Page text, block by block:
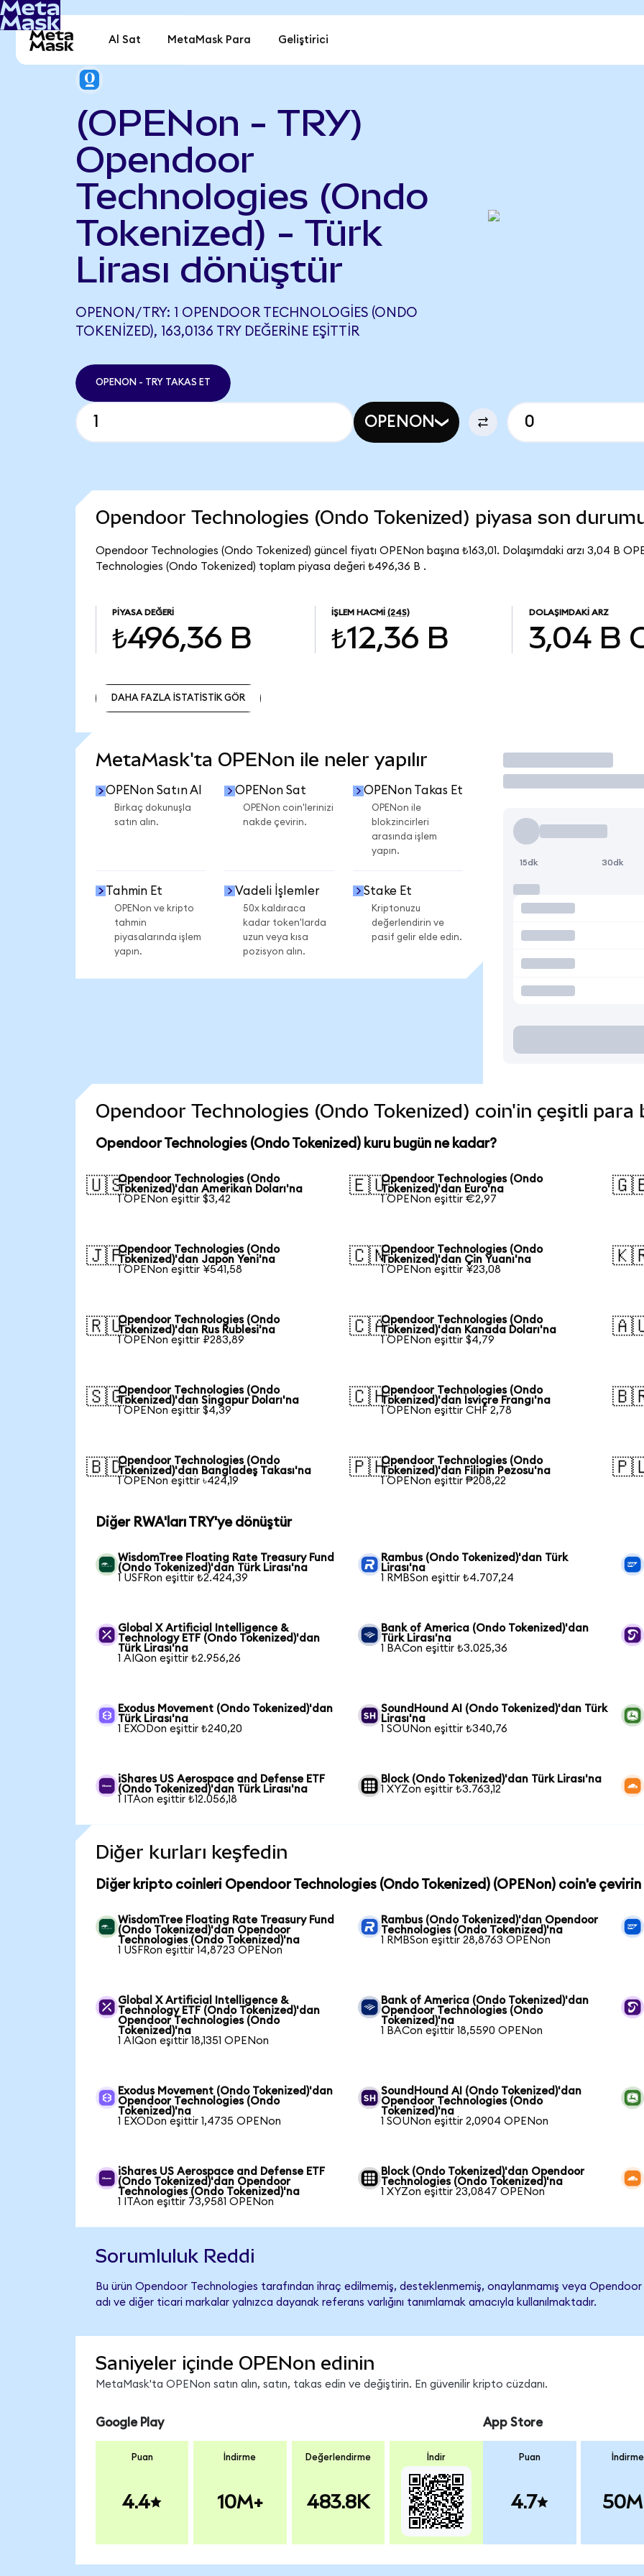
Al Sat MetaMask Para Geliştirici
(OPENon - TRY)
Opendoor
Technologies (Ondo
Tokenized) - Türk
Lirası dönüştür
OPENON/TRY: 1 OPENDOOR TECHNOLOGIES (ONDO
TOKENIZED), 163,0136 TRY DEĞERINE EŞITTIR
OPENON - TRY TAKAS ET
OPENON
Opendoor Technologies (Ondo Tokenized) piyasa son
Opendoor Technologies (Ondo Tokenized) güncel fiyatı OPENon başına ₺163,01. Dolaşımdaki arzı 3,04 B
Technologies (Ondo Tokenized) toplam piyasa değeri ₺496,36 B .
PIYASA DEĞERI
₺496,36 B
İŞLEM HACMI (24S)
₺12,36 B
DOLAŞIMDAKI ARZ
3,04 B
DAHA FAZLA İSTATİSTİK GÖR
MetaMask'ta OPENon ile neler yapılır
OPENon Satın Al
Birkaç dokunuşla
satın alın.
OPENon Sat
OPENon coin'lerinizi
nakde çevirin.
OPENon Takas Et
OPENon ile
blokzincirleri
arasında işlem
yapın.
Tahmin Et
OPENon ve kripto
tahmin
piyasalarında işlem
yapın.
Vadeli İşlemler
50x kaldıraca
kadar token'larda
uzun veya kısa
pozisyon alın.
Stake Et
Kriptonuzu
değerlendirin ve
pasif gelir elde edin.
İşlem Yap
15dk 30dk
Opendoor Technologies (Ondo Tokenized) coin'in çeşitli
Opendoor Technologies (Ondo Tokenized) kuru bugün ne kadar?
🇺🇸Opendoor Technologies (Ondo
Tokenized)'dan Amerikan Doları'na
1 OPENon eşittir $3,42
🇪🇺Opendoor Technologies (Ondo
Tokenized)'dan Euro'na
1 OPENon eşittir €2,97
🇯🇵Opendoor Technologies (Ondo
Tokenized)'dan Japon Yeni'na
1 OPENon eşittir ¥541,58
🇨🇳Opendoor Technologies (Ondo
Tokenized)'dan Çin Yuanı'na
1 OPENon eşittir ¥23,08
🇷🇺Opendoor Technologies (Ondo
Tokenized)'dan Rus Rublesi'na
1 OPENon eşittir ₽283,89
🇨🇦Opendoor Technologies (Ondo
Tokenized)'dan Kanada Doları'na
1 OPENon eşittir $4,79
🇸🇬Opendoor Technologies (Ondo
Tokenized)'dan Singapur Doları'na
1 OPENon eşittir $4,39
🇨🇭Opendoor Technologies (Ondo
Tokenized)'dan İsviçre Frangı'na
1 OPENon eşittir CHF 2,78
🇧🇩Opendoor Technologies (Ondo
Tokenized)'dan Bangladeş Takası'na
1 OPENon eşittir ৳424,19
🇵🇭Opendoor Technologies (Ondo
Tokenized)'dan Filipin Pezosu'na
1 OPENon eşittir ₱208,22
Diğer RWA'ları TRY'ye dönüştür
WisdomTree Floating Rate Treasury Fund
(Ondo Tokenized)'dan Türk Lirası'na
1 USFRon eşittir ₺2.424,39
Rambus (Ondo Tokenized)'dan Türk
Lirası'na
1 RMBSon eşittir ₺4.707,24
Global X Artificial Intelligence &
Technology ETF (Ondo Tokenized)'dan
Türk Lirası'na
1 AIQon eşittir ₺2.956,26
Bank of America (Ondo Tokenized)'dan
Türk Lirası'na
1 BACon eşittir ₺3.025,36
Exodus Movement (Ondo Tokenized)'dan
Türk Lirası'na
1 EXODon eşittir ₺240,20
SoundHound AI (Ondo Tokenized)'dan Türk
Lirası'na
1 SOUNon eşittir ₺340,76
iShares US Aerospace and Defense ETF
(Ondo Tokenized)'dan Türk Lirası'na
1 ITAon eşittir ₺12.056,18
Block (Ondo Tokenized)'dan Türk Lirası'na
1 XYZon eşittir ₺3.763,12
Diğer kurları keşfedin
Diğer kripto coinleri Opendoor Technologies (Ondo Tokenized) (OPENon) coin'e çevirin
WisdomTree Floating Rate Treasury Fund
(Ondo Tokenized)'dan Opendoor
Technologies (Ondo Tokenized)'na
1 USFRon eşittir 14,8723 OPENon
Rambus (Ondo Tokenized)'dan Opendoor
Technologies (Ondo Tokenized)'na
1 RMBSon eşittir 28,8763 OPENon
Global X Artificial Intelligence &
Technology ETF (Ondo Tokenized)'dan
Opendoor Technologies (Ondo
Tokenized)'na
1 AIQon eşittir 18,1351 OPENon
Bank of America (Ondo Tokenized)'dan
Opendoor Technologies (Ondo
Tokenized)'na
1 BACon eşittir 18,5590 OPENon
Exodus Movement (Ondo Tokenized)'dan
Opendoor Technologies (Ondo
Tokenized)'na
1 EXODon eşittir 1,4735 OPENon
SoundHound AI (Ondo Tokenized)'dan
Opendoor Technologies (Ondo
Tokenized)'na
1 SOUNon eşittir 2,0904 OPENon
iShares US Aerospace and Defense ETF
(Ondo Tokenized)'dan Opendoor
Technologies (Ondo Tokenized)'na
1 ITAon eşittir 73,9581 OPENon
Block (Ondo Tokenized)'dan Opendoor
Technologies (Ondo Tokenized)'na
1 XYZon eşittir 23,0847 OPENon
Sorumluluk Reddi
Bu ürün Opendoor Technologies tarafından ihraç edilmemiş, desteklenmemiş, onaylanmamış veya
adı ve diğer ticari markalar yalnızca dayanak referans varlığını tanımlamak amacıyla kullanılmaktadır.
Saniyeler içinde OPENon edinin
MetaMask'ta OPENon satın alın, satın, takas edin ve değiştirin. En güvenilir kripto cüzdanı.
Google Play
Puan
4.4
İndirme
10M+
Değerlendirme
483.8K
İndir
App Store
Puan
4.7
İndirme